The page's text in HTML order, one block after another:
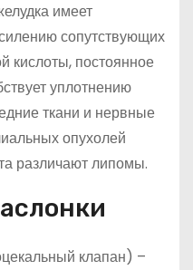
имеет
сопутствующих
кислоты, постоянное
уплотнению
ткани и нервные
опухолей
различают липомы.
клапан) –